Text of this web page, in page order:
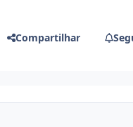
Compartilhar